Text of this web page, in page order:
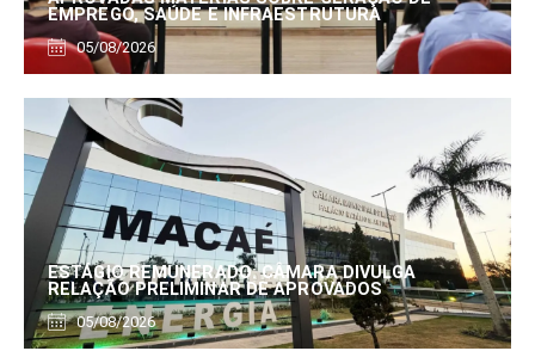
EMPREGO, SAÚDE E INFRAESTRUTURA
05/08/2026
ESTÁGIO REMUNERADO: CÂMARA DIVULGA
RELAÇÃO PRELIMINAR DE APROVADOS
05/08/2026